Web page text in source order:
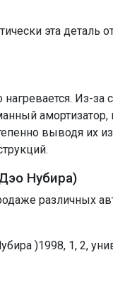
эта деталь
Из-за
амортизатор,
выводя их из
Нубира)
различных
)1998, 1, 2,